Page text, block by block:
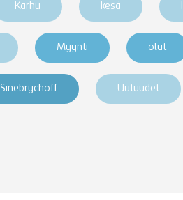
Karhu kesä
Myynti olut
Sinebrychoff Uutuudet